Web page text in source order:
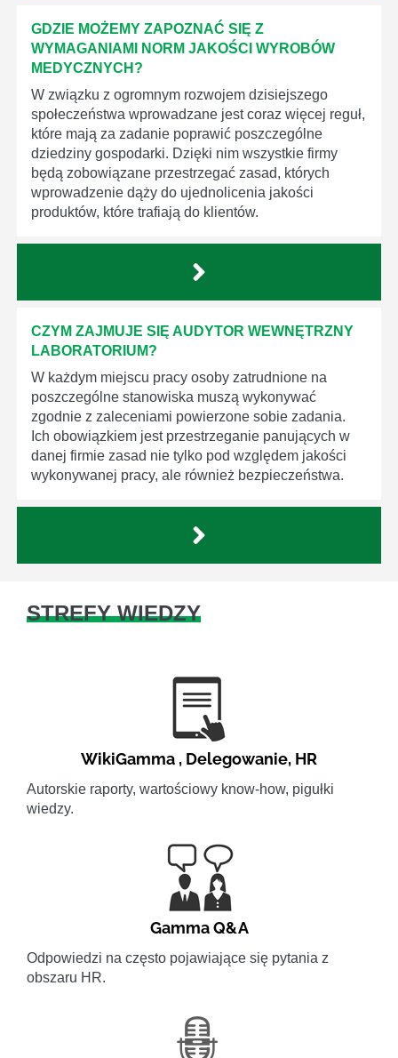
GDZIE MOŻEMY ZAPOZNAĆ SIĘ Z
WYMAGANIAMI NORM JAKOŚCI WYROBÓW
MEDYCZNYCH?
W związku z ogromnym rozwojem dzisiejszego
społeczeństwa wprowadzane jest coraz więcej reguł,
które mają za zadanie poprawić poszczególne
dziedziny gospodarki. Dzięki nim wszystkie firmy
będą zobowiązane przestrzegać zasad, których
wprowadzenie dąży do ujednolicenia jakości
produktów, które trafiają do klientów.
CZYM ZAJMUJE SIĘ AUDYTOR WEWNĘTRZNY
LABORATORIUM?
W każdym miejscu pracy osoby zatrudnione na
poszczególne stanowiska muszą wykonywać
zgodnie z zaleceniami powierzone sobie zadania.
Ich obowiązkiem jest przestrzeganie panujących w
danej firmie zasad nie tylko pod względem jakości
wykonywanej pracy, ale również bezpieczeństwa.
STREFY WIEDZY
WikiGamma , Delegowanie, HR
Autorskie raporty, wartościowy know-how, pigułki
wiedzy.
Gamma Q&A
Odpowiedzi na często pojawiające się pytania z
obszaru HR.